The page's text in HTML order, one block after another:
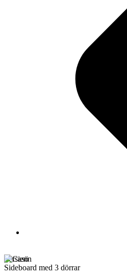
Persienn
Sideboard med 3 dörrar